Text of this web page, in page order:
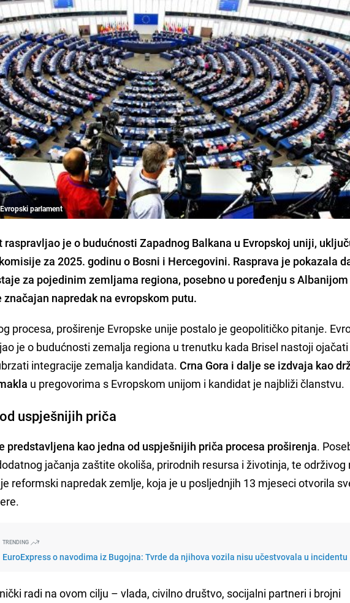
parlament
raspravljao je o budućnosti Zapadnog Balkana u Evropskoj uniji,
za 2025. godinu o Bosni i Hercegovini. Rasprava je pokazala
za pojedinim zemljama regiona, posebno u poređenju s
napredak na evropskom putu.
procesa, proširenje Evropske unije postalo je geopolitičko pitanje.
je o budućnosti zemalja regiona u trenutku kada Brisel nastoji
integracije zemalja kandidata.Crna Gora i dalje se izdvaja kao
u pregovorima s Evropskom unijom i kandidat je najbliži članstvu.
uspješnijih priča
predstavljena kao jedna od uspješnijih priča procesa proširenja.
jačanja zaštite okoliša, prirodnih resursa i životinja, te održivog
reformski napredak zemlje, koja je u posljednjih 13 mjeseci otvorila
TRENDING
EuroExpress o navodima iz Bugojna: Tvrde da njihova vozila nisu učestvovala u incidentu
radi na ovom cilju – vlada, civilno društvo, socijalni partneri i brojni